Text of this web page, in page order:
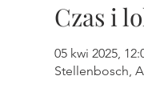
Czas i
05 kwi 2025,
Stellenbosch,